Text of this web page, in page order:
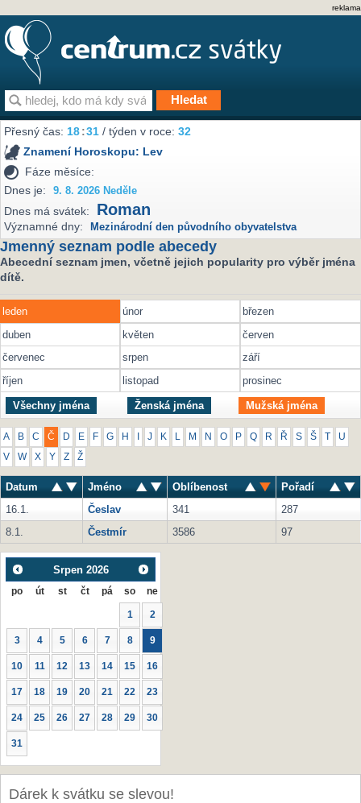
reklama
Přesný čas:18 31 / týden v roce:32
Znamení Horoskopu: Lev
Fáze měsíce:
Dnes je:
9. 8. 2026 Neděle
Dnes má svátek: Roman
Významné dny: Mezinárodní den původního obyvatelstva
Jmenný seznam podle abecedy
Abecední seznam jmen, včetně jejich popularity pro výběr jména
dítě.
leden únor
březen
duben
květen
červen
červenec
srpen
září
říjen
listopad prosinec
Všechny jména Ženská jména Mužská jména
A B C Č D E F G H J K M N O P Q R Ř S Š U
V W X Y Z Ž
Datum Jméno Oblíbenost
Pořadí
16.1.
Česlav 341
287
8.1.
Čestmír 3586 97
Srpen 2026
po út st čt pá so ne
1 2
3 4 5 6 7 8 9
10 11 12 13 14 15 16
17 18 19 20 21 22 23
24 25 26 27 28 29 30
31
Dárek k svátku se slevou!